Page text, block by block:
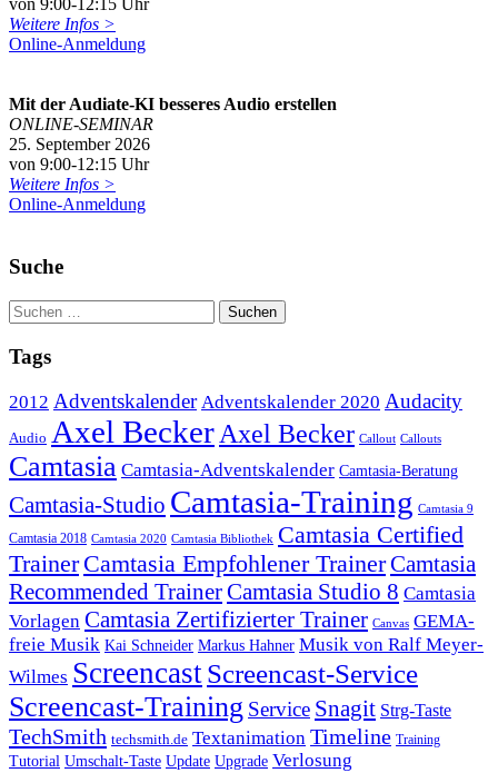
Weitere Infos >
Online-Anmeldung
Mit der Audiate-KI besseres Audio erstellen
ONLINE-SEMINAR
25. September 2026
von 9:00-12:15 Uhr
Weitere Infos >
Online-Anmeldung
Suche
Tags
2012 Adventskalender Adventskalender 2020 Audacity
Audio Axel BeckerAxel Becker Callout Callouts
Camtasia Camtasia-Adventskalender Camtasia-Beratung
Camtasia-Studio Camtasia-Training Camtasia 9
Camtasia 2018 Camtasia 2020 Camtasia Bibliothek Camtasia Certified
Trainer Camtasia Empfohlener TrainerCamtasia
Recommended TrainerCamtasia Studio 8 Camtasia
Vorlagen Camtasia Zertifizierter Trainer Canvas GEMA-
freie Musik Kai Schneider Markus Hahner Musik von Ralf Meyer-
Wilmes ScreencastScreencast-Service
Screencast-Training Service Snagit Strg-Taste
TechSmith techsmith.de Textanimation Timeline Training
Tutorial Umschalt-Taste Update Upgrade Verlosung